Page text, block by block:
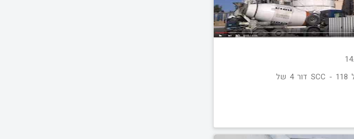
יציקת בטון סופר על 118 - SCC דור 4 של